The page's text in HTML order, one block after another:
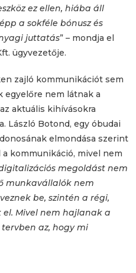
ez ellen, hiába áll
a sokféle bónusz és
juttatás” – mondja el
ügyvezetője.
zajló kommunikációt sem
egyelőre nem látnak a
aktuális kihívásokra
László Botond, egy óbudai
elmondása szerint
kommunikáció, mivel nem
megoldást nem
munkavállalók nem
be, szintén a régi,
Mivel nem hajlanak a
az, hogy mi